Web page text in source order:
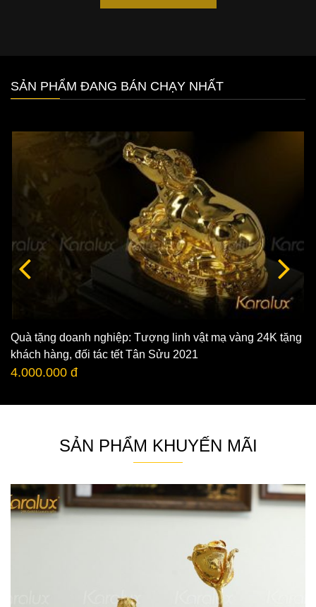
SẢN PHẨM ĐANG BÁN CHẠY NHẤT
Quà tặng doanh nghiệp: Tượng linh vật mạ vàng 24K tặng
khách hàng, đối tác tết Tân Sửu 2021
4.000.000 đ
SẢN PHẨM KHUYẾN MÃI